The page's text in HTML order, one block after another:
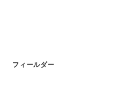
フィールダー